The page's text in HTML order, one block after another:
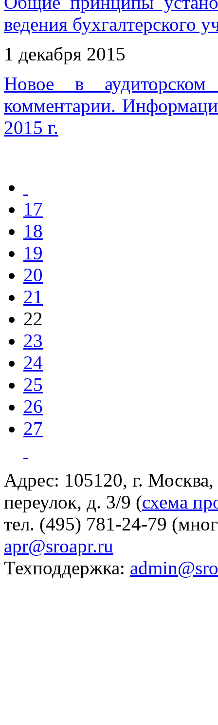
ведения бухгалтерского
1 декабря 2015
Новое в аудиторском
комментарии.
2015 г.
17
18
19
20
21
22
23
24
25
26
27
Адрес: 105120, г.
переулок, д. 3/9 (схема
тел. (495) 781-24-79
apr@sroapr.ru
Техподдержка: